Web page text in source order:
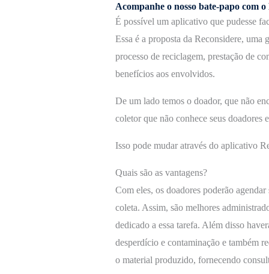
Acompanhe o nosso bate-papo com
É possível um aplicativo que pudesse
Essa é a proposta da Reconsidere, uma
processo de reciclagem, prestação de
benefícios aos envolvidos.
De um lado temos o doador, que não
coletor que não conhece seus
Isso pode mudar através do aplicativo
Quais são as vantagens?
Com eles, os doadores poderão
coleta. Assim, são melhores
dedicado a essa tarefa. Além disso
desperdício e contaminação e também
o material produzido, fornecendo